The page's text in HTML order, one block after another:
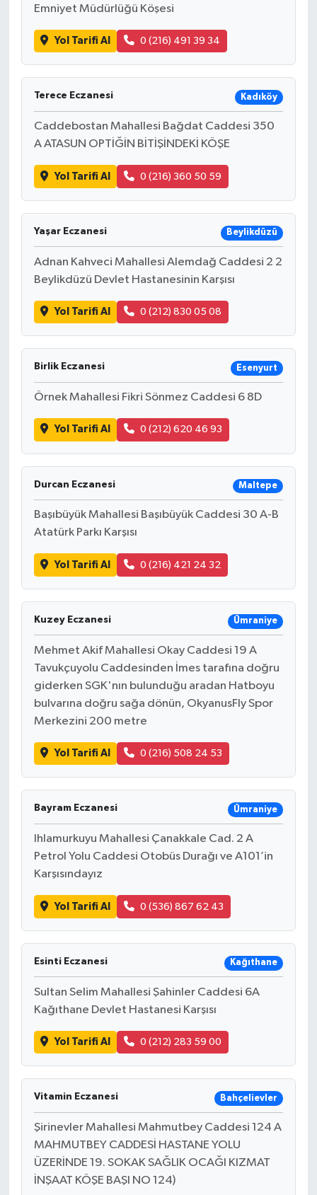
Emniyet Müdürlüğü Köşesi
Yol Tarifi Al 0 (216) 491 39 34
Terece Eczanesi Kadıköy
Caddebostan Mahallesi Bağdat Caddesi 350
A ATASUN OPTİĞİN BİTİŞİNDEKİ KÖŞE
Yol Tarifi Al 0 (216) 360 50 59
Yaşar Eczanesi Beylikdüzü
Adnan Kahveci Mahallesi Alemdağ Caddesi 2 2
Beylikdüzü Devlet Hastanesinin Karşısı
Yol Tarifi Al 0 (212) 830 05 08
Birlik Eczanesi Esenyurt
Örnek Mahallesi Fikri Sönmez Caddesi 6 8D
Yol Tarifi Al 0 (212) 620 46 93
Durcan Eczanesi Maltepe
Başıbüyük Mahallesi Başıbüyük Caddesi 30 A-B
Atatürk Parkı Karşısı
Yol Tarifi Al 0 (216) 421 24 32
Kuzey Eczanesi Ümraniye
Mehmet Akif Mahallesi Okay Caddesi 19 A
Tavukçuyolu Caddesinden İmes tarafına doğru
giderken SGK'nın bulunduğu aradan Hatboyu
bulvarına doğru sağa dönün, OkyanusFly Spor
Merkezini 200 metre
Yol Tarifi Al 0 (216) 508 24 53
Bayram Eczanesi Ümraniye
Ihlamurkuyu Mahallesi Çanakkale Cad. 2 A
Petrol Yolu Caddesi Otobüs Durağı ve A101’in
Karşısındayız
Yol Tarifi Al 0 (536) 867 62 43
Esinti Eczanesi Kağıthane
Sultan Selim Mahallesi Şahinler Caddesi 6A
Kağıthane Devlet Hastanesi Karşısı
Yol Tarifi Al 0 (212) 283 59 00
Vitamin Eczanesi Bahçelievler
Şirinevler Mahallesi Mahmutbey Caddesi 124 A
MAHMUTBEY CADDESİ HASTANE YOLU
ÜZERİNDE 19. SOKAK SAĞLIK OCAĞI KIZMAT
İNŞAAT KÖŞE BAŞI NO 124)